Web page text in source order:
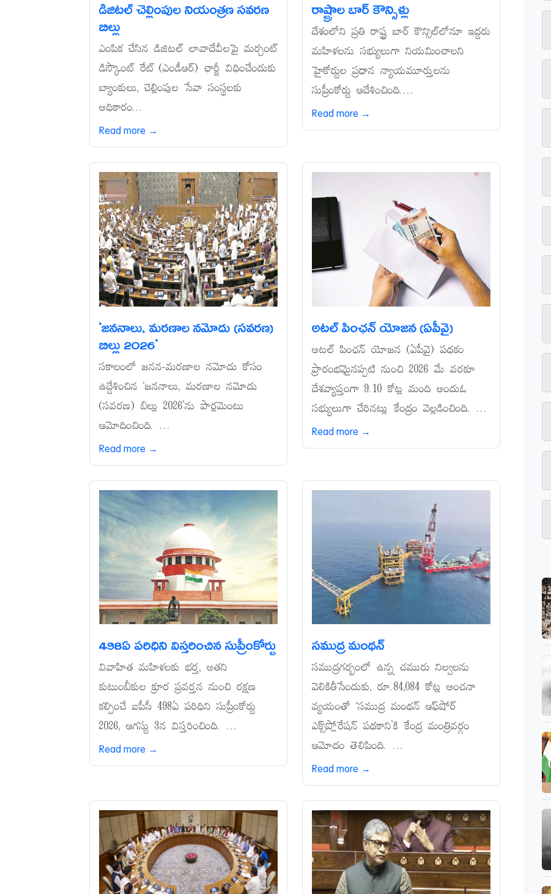
డిజిటల్‌ చెల్లింపుల నియంత్రణ సవరణ
బిల్లు
ఎంపిక చేసిన డిజిటల్‌ లావాదేవీలపై మర్చంట్‌
డిస్కౌంట్‌ రేట్‌ (ఎండీఆర్‌) ఛార్జీ విధించేందుకు
బ్యాంకులు, చెల్లింపుల సేవా సంస్థలకు
అధికారం...
Read more →
రాష్ట్రాల బార్‌ కౌన్సిళ్లు
దేశంలోని ప్రతి రాష్ట్ర బార్‌ కౌన్సిల్‌లోనూ ఇద్దరు
మహిళలను సభ్యులుగా నియమించాలని
హైకోర్టుల ప్రధాన న్యాయమూర్తులను
సుప్రీంకోర్టు ఆదేశించింది....
Read more →
‘జననాలు, మరణాల నమోదు (సవరణ)
బిల్లు 2026’
సకాలంలో జనన-మరణాల నమోదు కోసం
ఉద్దేశించిన ‘జననాలు, మరణాల నమోదు
(సవరణ) బిల్లు 2026’ను పార్లమెంటు
ఆమోదించింది. ...
Read more →
అటల్‌ పింఛన్‌ యోజన (ఏపీవై)
అటల్‌ పింఛన్‌ యోజన (ఏపీవై) పథకం
ప్రారంభమైనప్పటి నుంచి 2026 మే వరకూ
దేశవ్యాప్తంగా 9.10 కోట్ల మంది అందుఓ
సభ్యులుగా చేరినట్లు కేంద్రం వెల్లడించింది. ...
Read more →
498ఏ పరిధిని విస్తరించిన సుప్రీంకోర్టు
వివాహిత మహిళలకు భర్త, అతని
కుటుంబీకుల క్రూర ప్రవర్తన నుంచి రక్షణ
కల్పించే ఐపీసీ 498ఏ పరిధిని సుప్రీంకోర్టు
2026, ఆగస్టు 3న విస్తరించింది. ...
Read more →
సముద్ర మంథన్‌
సముద్రగర్భంలో ఉన్న చమురు నిల్వలను
వెలికితీసేందుకు, రూ.84,084 కోట్ల అంచనా
వ్యయంతో ‘సముద్ర మంథన్‌ ఆఫ్‌షోర్‌
ఎక్స్‌ప్లోరేషన్‌ పథకాని’కి కేంద్ర మంత్రివర్గం
ఆమోదం తెలిపింది. ...
Read more →